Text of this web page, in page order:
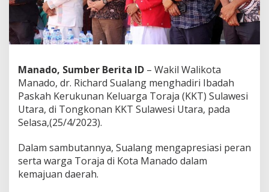
s
i
P
e
n
S
e
t
K
T
Manado, Sumber Berita ID – Wakil Walikota
Manado, dr. Richard Sualang menghadiri Ibadah
Paskah Kerukunan Keluarga Toraja (KKT) Sulawesi
Utara, di Tongkonan KKT Sulawesi Utara, pada
Selasa,(25/4/2023).
Dalam sambutannya, Sualang mengapresiasi peran
serta warga Toraja di Kota Manado dalam
kemajuan daerah.